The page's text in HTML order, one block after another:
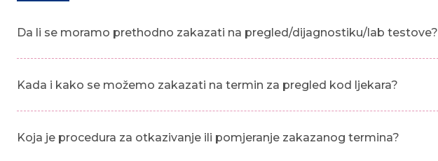
Da li se moramo prethodno zakazati na pregled/dijagnostiku/lab testove?
Kada i kako se možemo zakazati na termin za pregled kod ljekara?
Koja je procedura za otkazivanje ili pomjeranje zakazanog termina?